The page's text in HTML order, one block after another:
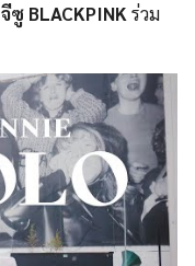
จีซู BLACKPINKร่วม